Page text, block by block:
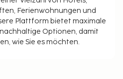
Ferienwohnungen und
Plattform bietet maximale
Optionen, damit
wie Sie es möchten.